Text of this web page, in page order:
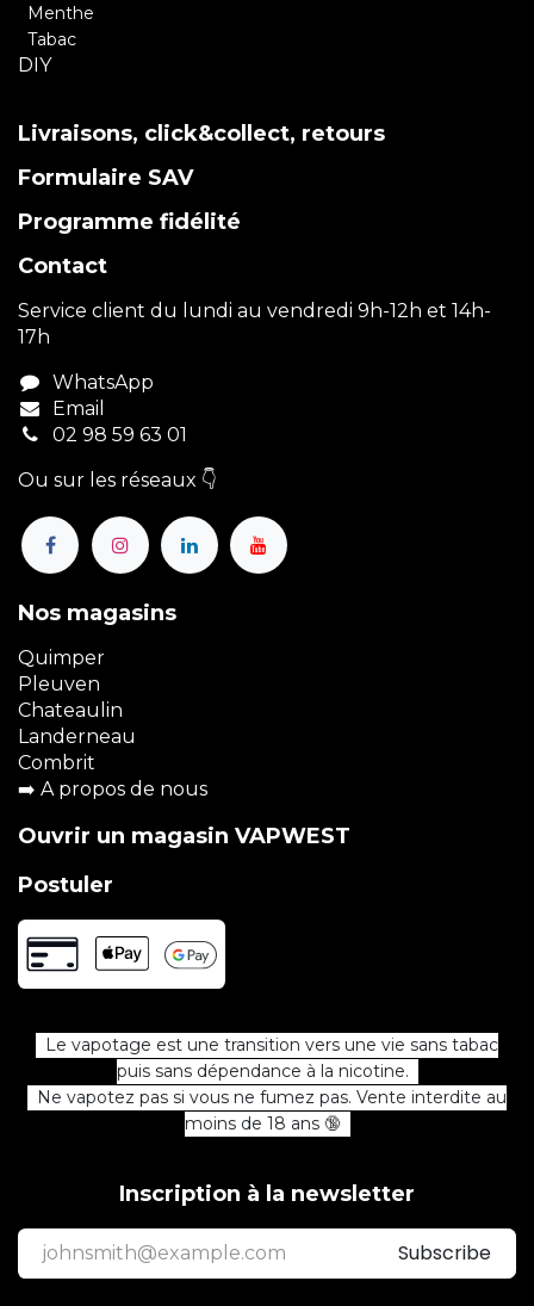
Menthe
Tabac
DIY
Livraisons, click&collect, retours
Formulaire SAV
Programme fidélité
Contact
Service client du lundi au vendredi 9h-12h et 14h-
17h
WhatsApp
Email
02 98 59 63 01
Ou sur les réseaux 👇
Nos magasins
Quimper
Pleuven
Chateaulin
Landerneau
Combrit
➡️ A propos de nous
Ouvrir un magasin VAPWEST
Postuler
Le vapotage est une transition vers une vie sans tabac
puis sans dépendance à la nicotine.
Ne vapotez pas si vous ne fumez pas. Vente interdite au
moins de 18 ans 🔞
Inscription à la newsletter
Subscribe